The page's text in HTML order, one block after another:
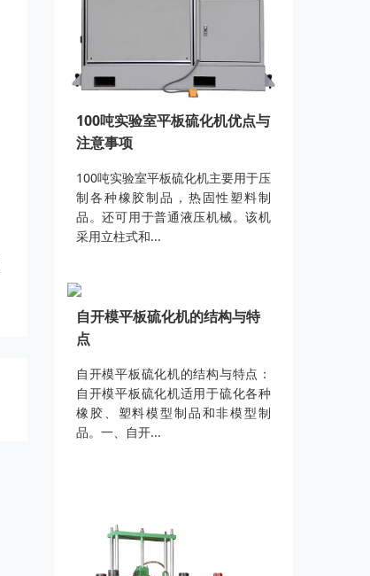
100吨实验室平板硫化机优点与
注意事项
100吨实验室平板硫化机主要用于压
制各种橡胶制品，热固性塑料制
品。还可用于普通液压机械。该机
采用立柱式和...
自开模平板硫化机的结构与特
点
自开模平板硫化机的结构与特点：
自开模平板硫化机适用于硫化各种
橡胶、塑料模型制品和非模型制
品。一、自开...